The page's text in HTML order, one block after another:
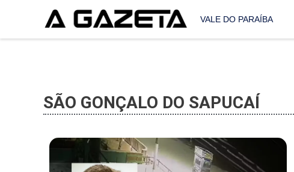
VALE DO PARAÍBA
SÃO GONÇALO DO SAPUCAÍ